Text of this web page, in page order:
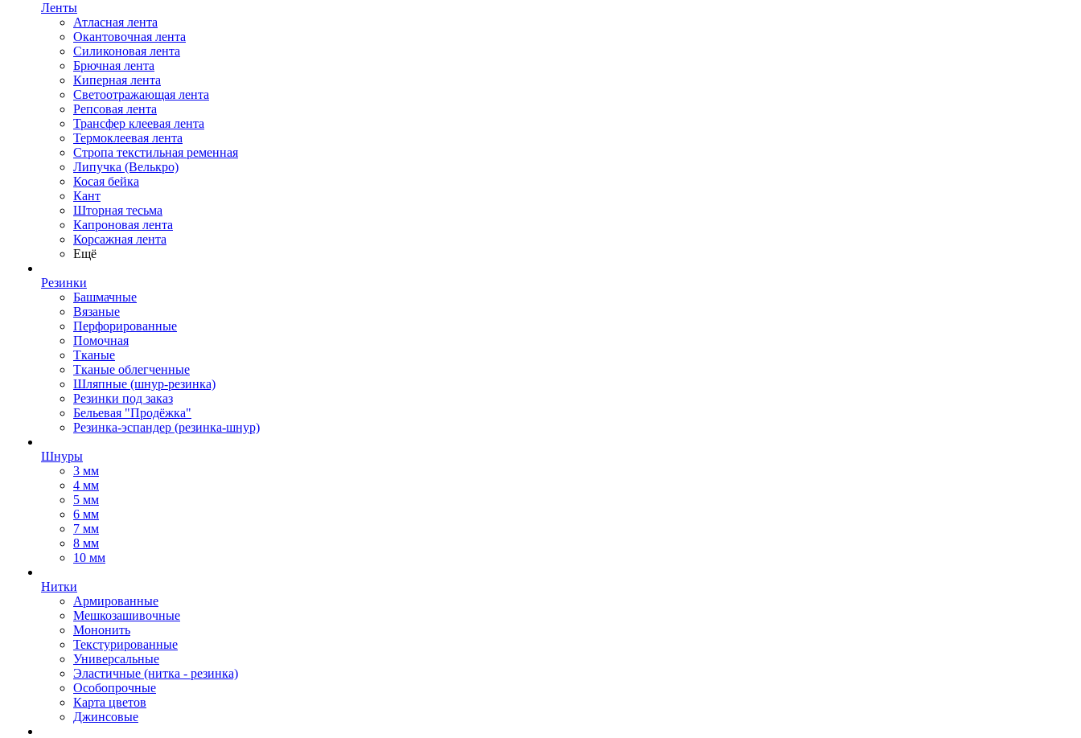
Ленты
Атласная лента
Окантовочная лента
Силиконовая лента
Брючная лента
Киперная лента
Светоотражающая лента
Репсовая лента
Трансфер клеевая лента
Термоклеевая лента
Стропа текстильная ременная
Липучка (Велькро)
Косая бейка
Кант
Шторная тесьма
Капроновая лента
Корсажная лента
Ещё
Резинки
Башмачные
Вязаные
Перфорированные
Помочная
Тканые
Тканые облегченные
Шляпные (шнур-резинка)
Резинки под заказ
Бельевая "Продёжка"
Резинка-эспандер (резинка-шнур)
Шнуры
3 мм
4 мм
5 мм
6 мм
7 мм
8 мм
10 мм
Нитки
Армированные
Мешкозашивочные
Мононить
Текстурированные
Универсальные
Эластичные (нитка - резинка)
Особопрочные
Карта цветов
Джинсовые